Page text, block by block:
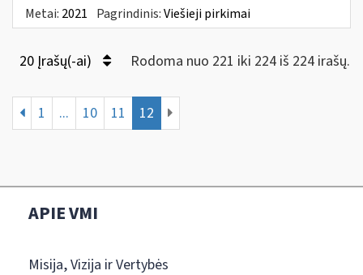
Metai: 2021 Pagrindinis:Viešieji pirkimai
20 Įrašų(-ai) Rodoma nuo 221 iki 224 iš 224 irašų.
1 ... 10 11 12
APIE VMI
Misija, Vizija ir Vertybės